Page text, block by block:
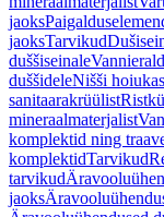
jaoks
jaoksTarvikud
duššiseinale
duššideleNišši
sanitaarakrüülist
mineraalmaterjalist
komplektid ning
komplektidTarvikud
tarvikud
jaoks